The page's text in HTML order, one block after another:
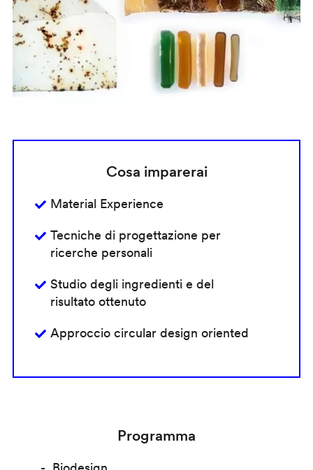
Cosa imparerai
Material Experience
Tecniche di progettazione per
ricerche personali
Studio degli ingredienti e del
risultato ottenuto
Approccio circular design oriented
Programma